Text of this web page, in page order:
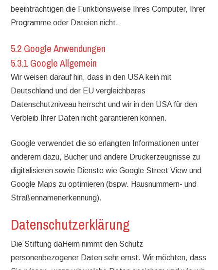
beeinträchtigen die Funktionsweise Ihres Computer, Ihrer
Programme oder Dateien nicht.
5.2 Google Anwendungen
5.3.1 Google Allgemein
Wir weisen darauf hin, dass in den USA kein mit
Deutschland und der EU vergleichbares
Datenschutzniveau herrscht und wir in den USA für den
Verbleib Ihrer Daten nicht garantieren können.
Google verwendet die so erlangten Informationen unter
anderem dazu, Bücher und andere Druckerzeugnisse zu
digitalisieren sowie Dienste wie Google Street View und
Google Maps zu optimieren (bspw. Hausnummern- und
Straßennamenerkennung).
Datenschutzerklärung
Die Stiftung daHeim nimmt den Schutz
personenbezogener Daten sehr ernst. Wir möchten, dass